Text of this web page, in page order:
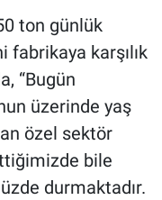
ton günlük
karşılık
“Bugün
üzerinde yaş
özel sektör
bile
durmaktadır.